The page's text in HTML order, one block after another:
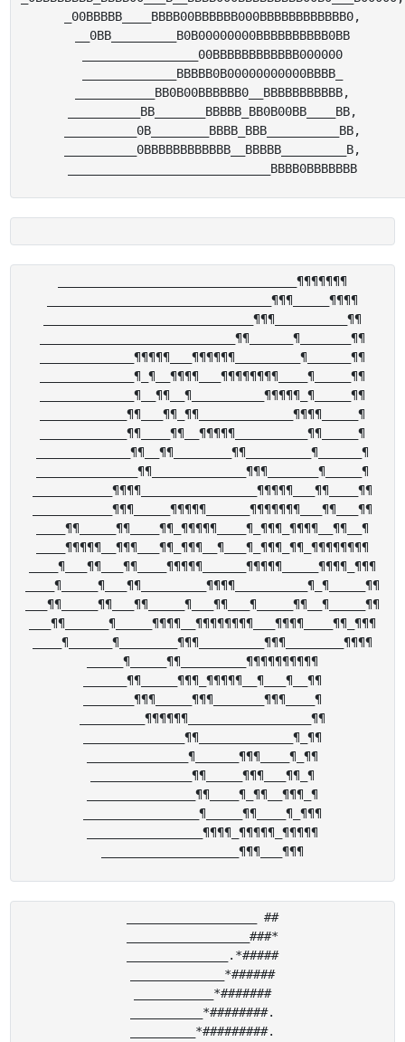
_00BBBBB____BBBB00BBBBBB000BBBBBBBBBBBB0,
__0BB_________B0B00000000BBBBBBBBBB0BB
________________00BBBBBBBBBBBB000000
_____________BBBBB0B00000000000BBBB_
___________BB0B00BBBBBB0__BBBBBBBBBBB,
__________BB_______BBBBB_BB0B00BB____BB,
__________0B________BBBB_BBB__________BB,
__________0BBBBBBBBBBBB__BBBBB_________B,
____________________________BBBB0BBBBBBB
_________________________________¶¶¶¶¶¶¶
_______________________________¶¶¶_____¶¶¶¶
_____________________________¶¶¶__________¶¶
___________________________¶¶______¶_______¶¶
_____________¶¶¶¶¶___¶¶¶¶¶¶_________¶______¶¶
_____________¶_¶__¶¶¶¶___¶¶¶¶¶¶¶¶____¶_____¶¶
_____________¶__¶¶__¶__________¶¶¶¶¶_¶_____¶¶
____________¶¶___¶¶_¶¶_____________¶¶¶¶_____¶
____________¶¶____¶¶__¶¶¶¶¶__________¶¶_____¶
_____________¶¶__¶¶________¶¶_________¶______¶
______________¶¶_____________¶¶¶_______¶_____¶
___________¶¶¶¶________________¶¶¶¶¶___¶¶____¶¶
___________¶¶¶_____¶¶¶¶¶______¶¶¶¶¶¶¶___¶¶___¶¶
____¶¶_____¶¶____¶¶_¶¶¶¶¶____¶_¶¶¶_¶¶¶¶__¶¶__¶
____¶¶¶¶¶__¶¶¶___¶¶_¶¶¶__¶___¶_¶¶¶_¶¶_¶¶¶¶¶¶¶¶
____¶___¶¶___¶¶____¶¶¶¶¶______¶¶¶¶¶_____¶¶¶¶_¶¶¶
____¶_____¶___¶¶_________¶¶¶¶__________¶_¶_____¶¶
___¶¶_____¶¶___¶¶_____¶___¶¶___¶_____¶¶__¶_____¶¶
___¶¶______¶_____¶¶¶¶__¶¶¶¶¶¶¶¶___¶¶¶¶____¶¶_¶¶¶
____¶______¶________¶¶¶_________¶¶¶________¶¶¶¶
_____¶_____¶¶_________¶¶¶¶¶¶¶¶¶¶
______¶¶_____¶¶¶_¶¶¶¶¶__¶___¶__¶¶
_______¶¶¶_____¶¶¶_______¶¶¶____¶
_________¶¶¶¶¶¶_________________¶¶
______________¶¶_____________¶_¶¶
______________¶______¶¶¶____¶_¶¶
______________¶¶_____¶¶¶___¶¶_¶
_______________¶¶____¶_¶¶__¶¶¶_¶
________________¶_____¶¶____¶_¶¶¶
________________¶¶¶¶_¶¶¶¶¶_¶¶¶¶¶
__________________ ##
_________________###*
______________.*#####
_____________*######
___________*#######
__________*########.
_________*#########.